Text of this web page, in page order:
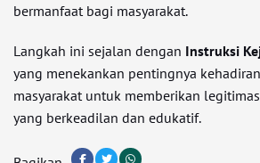
bermanfaat bagi masyarakat.
Langkah ini sejalan dengan Instruksi
yang menekankan pentingnya
masyarakat untuk memberikan
yang berkeadilan dan edukatif.